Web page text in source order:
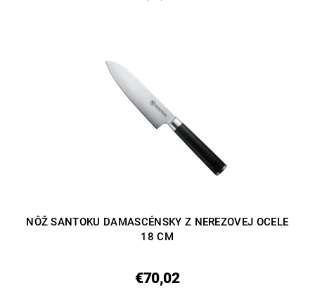
NÔŽ SANTOKU DAMASCÉNSKY Z NEREZOVEJ OCELE
18 CM
€70,02